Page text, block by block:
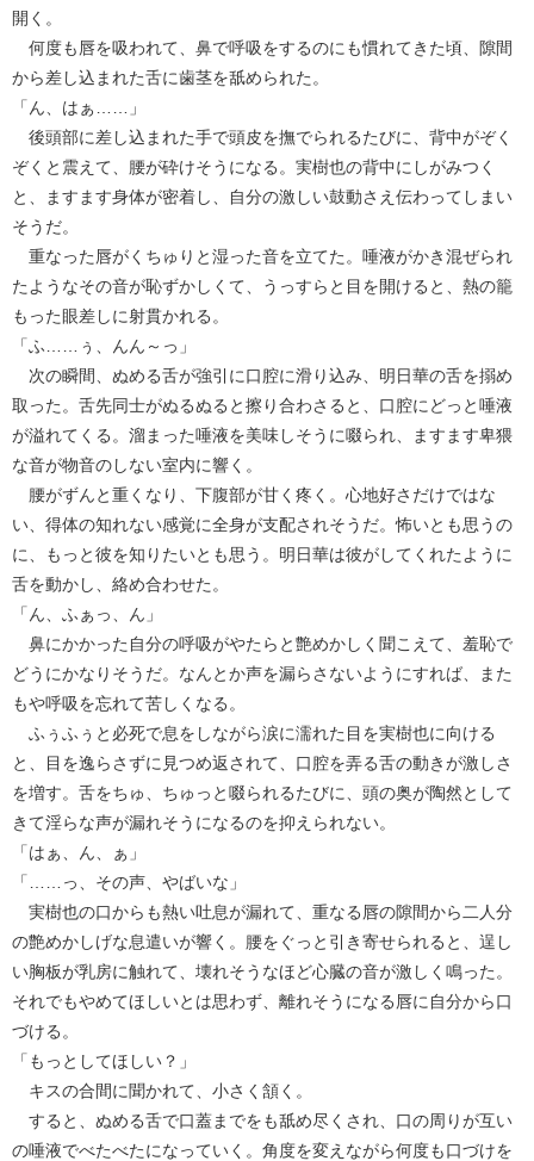
開く。
何度も唇を吸われて、鼻で呼吸をするのにも慣れてきた頃、隙間
から差し込まれた舌に歯茎を舐められた。
「ん、はぁ……」
後頭部に差し込まれた手で頭皮を撫でられるたびに、背中がぞく
ぞくと震えて、腰が砕けそうになる。実樹也の背中にしがみつく
と、ますます身体が密着し、自分の激しい鼓動さえ伝わってしまい
そうだ。
重なった唇がくちゅりと湿った音を立てた。唾液がかき混ぜられ
たようなその音が恥ずかしくて、うっすらと目を開けると、熱の籠
もった眼差しに射貫かれる。
「ふ……ぅ、んん～っ」
次の瞬間、ぬめる舌が強引に口腔に滑り込み、明日華の舌を搦め
取った。舌先同士がぬるぬると擦り合わさると、口腔にどっと唾液
が溢れてくる。溜まった唾液を美味しそうに啜られ、ますます卑猥
な音が物音のしない室内に響く。
腰がずんと重くなり、下腹部が甘く疼く。心地好さだけではな
い、得体の知れない感覚に全身が支配されそうだ。怖いとも思うの
に、もっと彼を知りたいとも思う。明日華は彼がしてくれたように
舌を動かし、絡め合わせた。
「ん、ふぁっ、ん」
鼻にかかった自分の呼吸がやたらと艶めかしく聞こえて、羞恥で
どうにかなりそうだ。なんとか声を漏らさないようにすれば、また
もや呼吸を忘れて苦しくなる。
ふぅふぅと必死で息をしながら涙に濡れた目を実樹也に向ける
と、目を逸らさずに見つめ返されて、口腔を弄る舌の動きが激しさ
を増す。舌をちゅ、ちゅっと啜られるたびに、頭の奥が陶然として
きて淫らな声が漏れそうになるのを抑えられない。
「はぁ、ん、ぁ」
「……っ、その声、やばいな」
実樹也の口からも熱い吐息が漏れて、重なる唇の隙間から二人分
の艶めかしげな息遣いが響く。腰をぐっと引き寄せられると、逞し
い胸板が乳房に触れて、壊れそうなほど心臓の音が激しく鳴った。
それでもやめてほしいとは思わず、離れそうになる唇に自分から口
づける。
「もっとしてほしい？」
キスの合間に聞かれて、小さく頷く。
すると、ぬめる舌で口蓋までをも舐め尽くされ、口の周りが互い
の唾液でべたべたになっていく。角度を変えながら何度も口づけを